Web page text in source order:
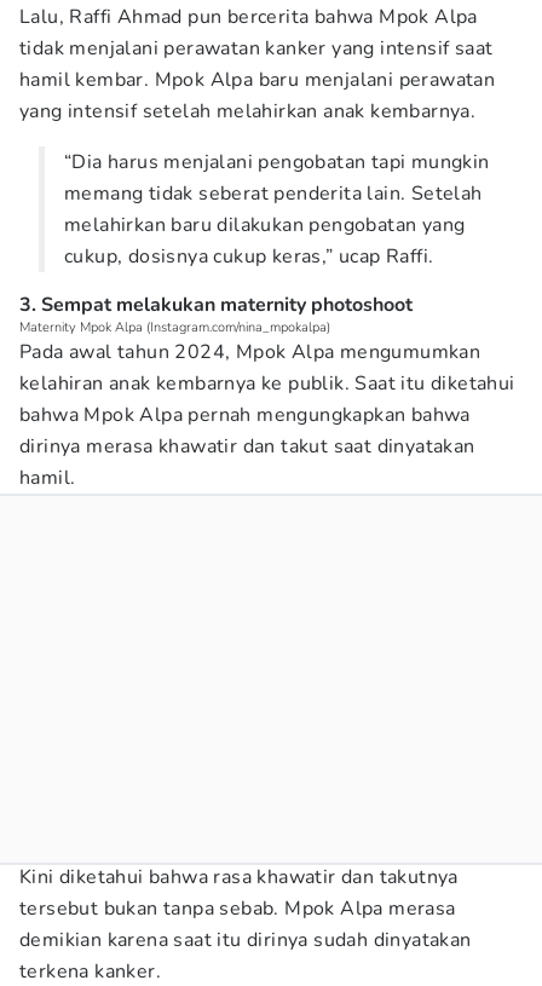
Lalu, Raffi Ahmad pun bercerita bahwa Mpok Alpa
tidak menjalani perawatan kanker yang intensif saat
hamil kembar. Mpok Alpa baru menjalani perawatan
yang intensif setelah melahirkan anak kembarnya.
“Dia harus menjalani pengobatan tapi mungkin
memang tidak seberat penderita lain. Setelah
melahirkan baru dilakukan pengobatan yang
cukup, dosisnya cukup keras,” ucap Raffi.
3. Sempat melakukan maternity photoshoot
Maternity Mpok Alpa (Instagram.com/nina_mpokalpa)
Pada awal tahun 2024, Mpok Alpa mengumumkan
kelahiran anak kembarnya ke publik. Saat itu diketahui
bahwa Mpok Alpa pernah mengungkapkan bahwa
dirinya merasa khawatir dan takut saat dinyatakan
hamil.
Kini diketahui bahwa rasa khawatir dan takutnya
tersebut bukan tanpa sebab. Mpok Alpa merasa
demikian karena saat itu dirinya sudah dinyatakan
terkena kanker.